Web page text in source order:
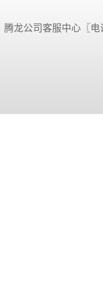
腾龙公司客服中心〖